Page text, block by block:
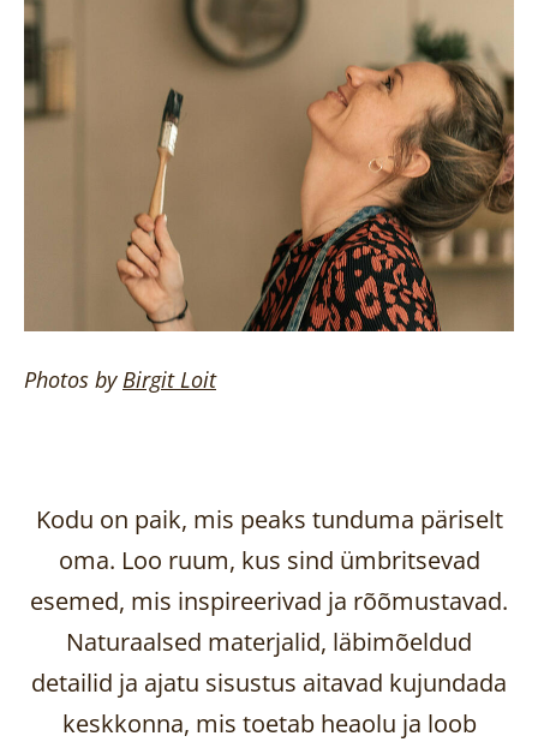
Photos byBirgitLoit
Kodu on paik, mis peaks tunduma päriselt
oma. Loo ruum, kus sind ümbritsevad
esemed, mis inspireerivad ja rõõmustavad.
Naturaalsed materjalid, läbimõeldud
detailid ja ajatu sisustus aitavad kujundada
keskkonna, mis toetab heaolu ja loob